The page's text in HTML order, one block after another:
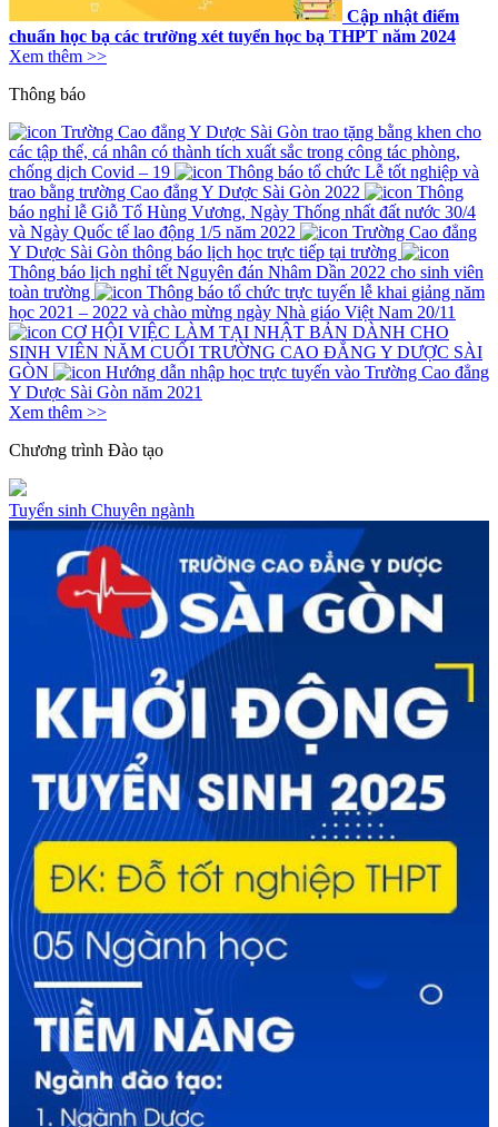
Cập nhật điểm
chuẩn học bạ các trường xét tuyển học bạ THPT năm 2024
Xem thêm >>
Thông báo
Trường Cao đẳng Y Dược Sài Gòn trao tặng bằng khen cho
các tập thể, cá nhân có thành tích xuất sắc trong công tác phòng,
chống dịch Covid – 19
Thông báo tổ chức Lễ tốt nghiệp và
trao bằng trường Cao đẳng Y Dược Sài Gòn 2022
Thông
báo nghỉ lễ Giỗ Tổ Hùng Vương, Ngày Thống nhất đất nước 30/4
và Ngày Quốc tế lao động 1/5 năm 2022
Trường Cao đẳng
Y Dược Sài Gòn thông báo lịch học trực tiếp tại trường
Thông báo lịch nghỉ tết Nguyên đán Nhâm Dần 2022 cho sinh viên
toàn trường
Thông báo tổ chức trực tuyến lễ khai giảng năm
học 2021 – 2022 và chào mừng ngày Nhà giáo Việt Nam 20/11
CƠ HỘI VIỆC LÀM TẠI NHẬT BẢN DÀNH CHO
SINH VIÊN NĂM CUỐI TRƯỜNG CAO ĐẲNG Y DƯỢC SÀI
GÒN
Hướng dẫn nhập học trực tuyến vào Trường Cao đẳng
Y Dược Sài Gòn năm 2021
Xem thêm >>
Chương trình Đào tạo
Tuyển sinh Chuyên ngành